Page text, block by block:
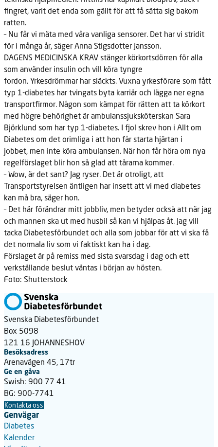
fingret, varit det enda som gällt för att få sätta sig bakom
ratten.
– Nu får vi mäta med våra vanliga sensorer. Det har vi stridit
för i många år, säger Anna Stigsdotter Jansson.
DAGENS MEDICINSKA KRAV stänger körkortsdörren för alla
som använder insulin och vill köra tyngre
fordon. Yrkesdrömmar har släckts. Vuxna yrkesförare som fått
typ 1-diabetes har tvingats byta karriär och lägga ner egna
transportfirmor. Någon som kämpat för rätten att ta körkort
med högre behörighet är ambulanssjuksköterskan Sara
Björklund som har typ 1-diabetes. I fjol skrev hon i Allt om
Diabetes om det orimliga i att hon får starta hjärtan i
jobbet, men inte köra ambulansen. När hon får höra om nya
regelförslaget blir hon så glad att tårarna kommer.
– Wow, är det sant? Jag ryser. Det är otroligt, att
Transportstyrelsen äntligen har insett att vi med diabetes
kan må bra, säger hon.
– Det här förändrar mitt jobbliv, men betyder också att när jag
och mannen ska ut med husbil så kan vi hjälpas åt. Jag vill
tacka Diabetesförbundet och alla som jobbar för att vi ska få
det normala liv som vi faktiskt kan ha i dag.
Förslaget är på remiss med sista svarsdag i dag och ett
verkställande beslut väntas i början av hösten.
Foto: Shutterstock
Svenska Diabetesförbundet
Box 5098
121 16 JOHANNESHOV
Besöksadress
Arenavägen 45, 17tr
Ge en gåva
Swish: 900 77 41
BG: 900-7741
Kontakta oss
Genvägar
Diabetes
Kalender